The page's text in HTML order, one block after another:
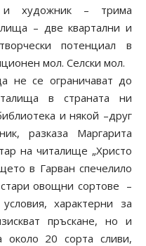
и художник – трима
– две квартални и
потенциал в
мол. Селски мол.
не се ограничават до
в страната ни
и някой –друг
разказа Маргарита
на читалище „Христо
в Гарван спечелило
стари овощни сортове –
характерни за
пръскане, но и
около 20 сорта сливи,